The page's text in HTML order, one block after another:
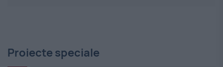
Proiecte speciale